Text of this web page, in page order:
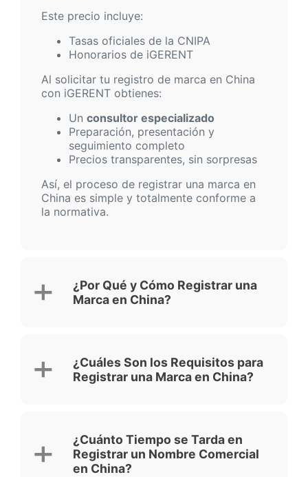
Este precio incluye:
Tasas oficiales de la CNIPA
Honorarios de iGERENT
Al solicitar tu registro de marca en China
con iGERENT obtienes:
Un consultor especializado
Preparación, presentación y
seguimiento completo
Precios transparentes, sin sorpresas
Así, el proceso de registrar una marca en
China es simple y totalmente conforme a
la normativa.
¿Por Qué y Cómo Registrar una
Marca en China?
¿Cuáles Son los Requisitos para
Registrar una Marca en China?
¿Cuánto Tiempo se Tarda en
Registrar un Nombre Comercial
en China?